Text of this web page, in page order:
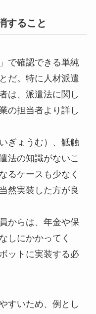
すること
で確認できる単純
だ。特に人材派遣
は、派遣法に関し
の担当者より詳し
ぎょうむ）、觝触
法の知識がないこ
るケースも少なく
然実装した方が良
からは、年金や保
しにかかってく
ットに実装する必
すいため、例とし